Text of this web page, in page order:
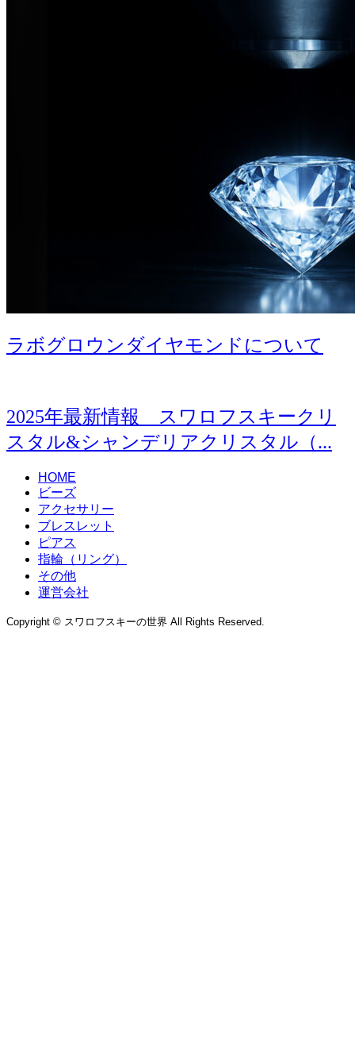
ラボグロウンダイヤモンドについて
2025年最新情報 スワロフスキークリ
スタル&シャンデリアクリスタル（...
HOME
ビーズ
アクセサリー
ブレスレット
ピアス
指輪（リング）
その他
運営会社
Copyright © スワロフスキーの世界 All Rights Reserved.